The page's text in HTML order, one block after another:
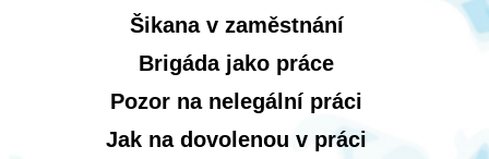
Šikana v zaměstnání
Brigáda jako práce
Pozor na nelegální práci
Jak na dovolenou v práci